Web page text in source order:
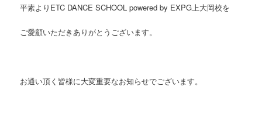
平素よりETC DANCE SCHOOL powered by EXPG上大岡校を
ご愛顧いただきありがとうございます。
お通い頂く皆様に大変重要なお知らせでございます。